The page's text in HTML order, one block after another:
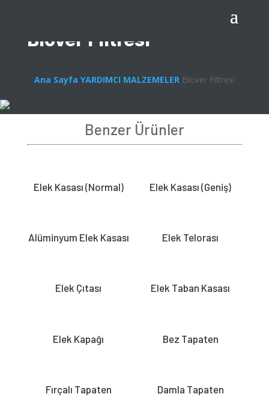
Blover Filtresi
Ana Sayfa YARDIMCI MALZEMELERBlover Filtresi
Benzer Ürünler
Elek Kasası (Normal) Elek Kasası (Geniş)
Alüminyum Elek Kasası Elek Telorası
Elek Çıtası Elek Taban Kasası
Elek Kapağı Bez Tapaten
Fırçalı Tapaten Damla Tapaten